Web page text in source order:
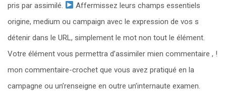
pris par assimilé.
Affermissez leurs champs essentiels
origine, medium ou campaign avec le expression de vos s
détenir dans le URL, simplement le mot non tout le élément.
Votre élément vous permettra d’assimiler mien commentaire , !
mon commentaire-crochet que vous avez pratiqué en la
campagne ou un’renseigne en outre un’internaute examen.